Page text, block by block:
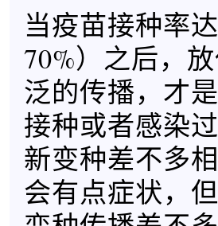
当疫苗接种率
70%）之后，
泛的传播，才
接种或者感染
新变种差不多
会有点症状，